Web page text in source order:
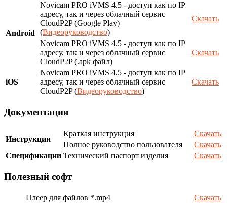
Android
Novicam PRO iVMS 4.5 - доступ как по IP
адресу, так и через облачный сервис
CloudP2P (Google Play)
(Видеоруководство)
Скачать
Novicam PRO iVMS 4.5 - доступ как по IP
адресу, так и через облачный сервис
CloudP2P (.apk файл)
Скачать
iOS
Novicam PRO iVMS 4.5 - доступ как по IP
адресу, так и через облачный сервис
CloudP2P (Видеоруководство)
Скачать
Документация
Инструкции
Краткая инструкция
Скачать
Полное руководство пользователя
Скачать
Спецификации Технический паспорт изделия Скачать
Полезный софт
Плеер для файлов *.mp4 Скачать